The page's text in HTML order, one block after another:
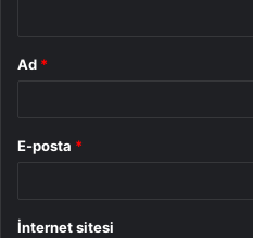
Ad *
E-posta *
İnternet sitesi